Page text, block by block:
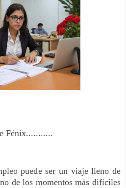
Fénix...........
puede ser un viaje lleno de
de los momentos más difíciles